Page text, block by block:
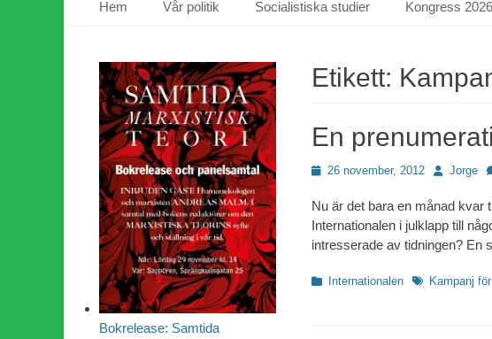
Hem Vår politik Socialistiska studier Kongress 2026
Etikett:
En
Publicerad
26 november, 2012 Författare
Jorge
Nu är det bara en månad kvar
Internationalen i julklapp till
intresserade av tidningen? En
Kategorier
Internationalen Etiketter
Kampanj
Bokrelease: Samtida